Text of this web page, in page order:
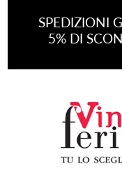
SPEDIZIONI
5% DI